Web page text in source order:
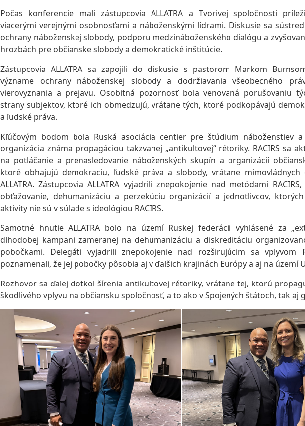
Počas konferencie mali zástupcovia ALLATRA a Tvorivej spoločnosti
viacerými verejnými osobnosťami a náboženskými lídrami. Diskusie sa
ochrany náboženskej slobody, podporu medzináboženského dialógu a
hrozbách pre občianske slobody a demokratické inštitúcie.
Zástupcovia ALLATRA sa zapojili do diskusie s pastorom Markom
význame ochrany náboženskej slobody a dodržiavania všeobecného
vierovyznania a prejavu. Osobitná pozornosť bola venovaná porušovaniu
strany subjektov, ktoré ich obmedzujú, vrátane tých, ktoré podkopávajú
a ľudské práva.
Kľúčovým bodom bola Ruská asociácia centier pre štúdium náboženstiev a
organizácia známa propagáciou takzvanej „antikultovej“ rétoriky. RACIRS sa
na potláčanie a prenasledovanie náboženských skupín a organizácií
ktoré obhajujú demokraciu, ľudské práva a slobody, vrátane mimovládnych
ALLATRA. Zástupcovia ALLATRA vyjadrili znepokojenie nad metódami
obťažovanie, dehumanizáciu a perzekúciu organizácií a jednotlivcov,
aktivity nie sú v súlade s ideológiou RACIRS.
Samotné hnutie ALLATRA bolo na území Ruskej federácii vyhlásené za
dlhodobej kampani zameranej na dehumanizáciu a diskreditáciu
pobočkami. Delegáti vyjadrili znepokojenie nad rozširujúcim sa vplyvom
poznamenali, že jej pobočky pôsobia aj v ďalšich krajinách Európy a aj na území
Rozhovor sa ďalej dotkol šírenia antikultovej rétoriky, vrátane tej, ktorú
škodlivého vplyvu na občiansku spoločnosť, a to ako v Spojených štátoch, tak aj